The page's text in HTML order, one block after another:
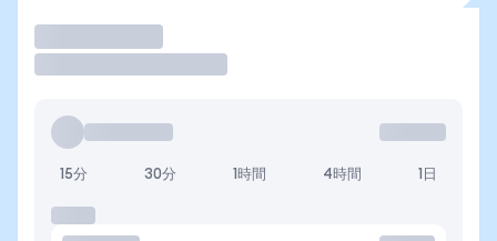
15分 30分 1時間 4時間 1日